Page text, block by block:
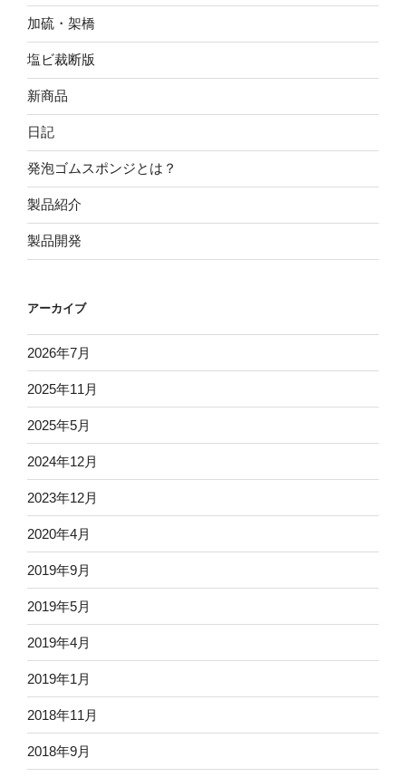
加硫・架橋
塩ビ裁断版
新商品
日記
発泡ゴムスポンジとは？
製品紹介
製品開発
アーカイブ
2026年7月
2025年11月
2025年5月
2024年12月
2023年12月
2020年4月
2019年9月
2019年5月
2019年4月
2019年1月
2018年11月
2018年9月